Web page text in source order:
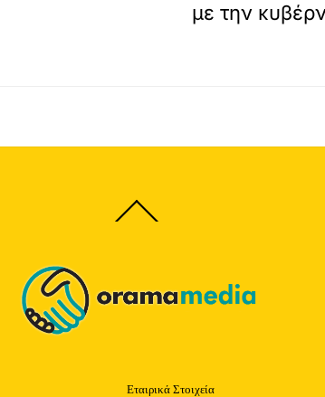
με την
Back
To
Εταιρικά Στοιχεία